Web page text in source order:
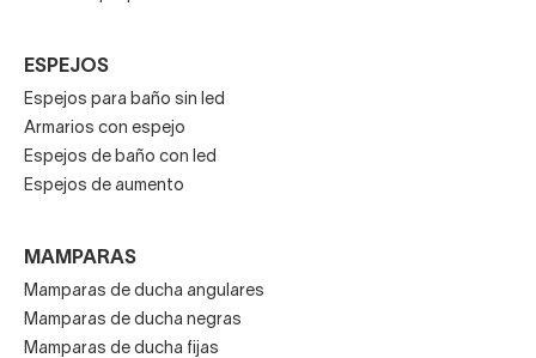
ESPEJOS
Espejos para baño sin led
Armarios con espejo
Espejos de baño con led
Espejos de aumento
MAMPARAS
Mamparas de ducha angulares
Mamparas de ducha negras
Mamparas de ducha fijas